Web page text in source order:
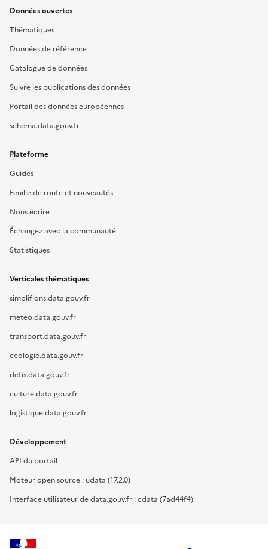
Données ouvertes
Thématiques
Données de référence
Catalogue de données
Suivre les publications des données
Portail des données européennes
schema.data.gouv.fr
Plateforme
Guides
Feuille de route et nouveautés
Nous écrire
Échangez avec la communauté
Statistiques
Verticales thématiques
simplifions.data.gouv.fr
meteo.data.gouv.fr
transport.data.gouv.fr
ecologie.data.gouv.fr
defis.data.gouv.fr
culture.data.gouv.fr
logistique.data.gouv.fr
Développement
API du portail
Moteur open source : udata (17.2.0)
Interface utilisateur de data.gouv.fr : cdata (7ad44f4)